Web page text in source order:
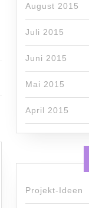
August 2015
Juli 2015
Juni 2015
Mai 2015
April 2015
Projekt-Ideen